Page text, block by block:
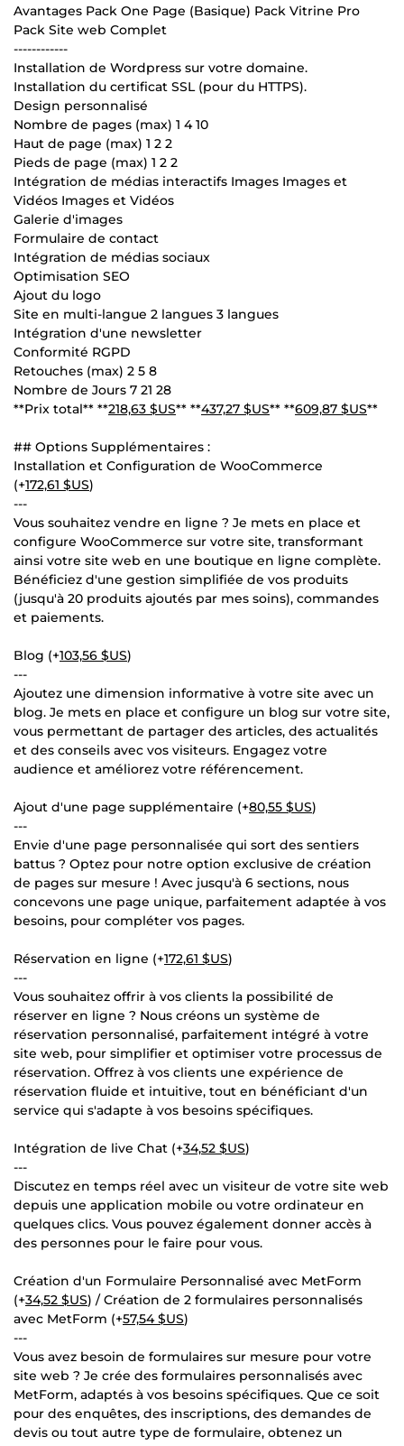
Avantages Pack One Page (Basique) Pack Vitrine Pro
Pack Site web Complet
------------
Installation de Wordpress sur votre domaine.
Installation du certificat SSL (pour du HTTPS).
Design personnalisé
Nombre de pages (max) 1 4 10
Haut de page (max) 1 2 2
Pieds de page (max) 1 2 2
Intégration de médias interactifs Images Images et
Vidéos Images et Vidéos
Galerie d'images
Formulaire de contact
Intégration de médias sociaux
Optimisation SEO
Ajout du logo
Site en multi-langue 2 langues 3 langues
Intégration d'une newsletter
Conformité RGPD
Retouches (max) 2 5 8
Nombre de Jours 7 21 28
**Prix total** **218,63 $US** **437,27 $US** **609,87 $US**
## Options Supplémentaires :
Installation et Configuration de WooCommerce
(+172,61 $US)
---
Vous souhaitez vendre en ligne ? Je mets en place et
configure WooCommerce sur votre site, transformant
ainsi votre site web en une boutique en ligne complète.
Bénéficiez d'une gestion simplifiée de vos produits
(jusqu'à 20 produits ajoutés par mes soins), commandes
et paiements.
Blog (+103,56 $US)
---
Ajoutez une dimension informative à votre site avec un
blog. Je mets en place et configure un blog sur votre site,
vous permettant de partager des articles, des actualités
et des conseils avec vos visiteurs. Engagez votre
audience et améliorez votre référencement.
Ajout d'une page supplémentaire (+80,55 $US)
---
Envie d'une page personnalisée qui sort des sentiers
battus ? Optez pour notre option exclusive de création
de pages sur mesure ! Avec jusqu'à 6 sections, nous
concevons une page unique, parfaitement adaptée à vos
besoins, pour compléter vos pages.
Réservation en ligne (+172,61 $US)
---
Vous souhaitez offrir à vos clients la possibilité de
réserver en ligne ? Nous créons un système de
réservation personnalisé, parfaitement intégré à votre
site web, pour simplifier et optimiser votre processus de
réservation. Offrez à vos clients une expérience de
réservation fluide et intuitive, tout en bénéficiant d'un
service qui s'adapte à vos besoins spécifiques.
Intégration de live Chat (+34,52 $US)
---
Discutez en temps réel avec un visiteur de votre site web
depuis une application mobile ou votre ordinateur en
quelques clics. Vous pouvez également donner accès à
des personnes pour le faire pour vous.
Création d'un Formulaire Personnalisé avec MetForm
(+34,52 $US) / Création de 2 formulaires personnalisés
avec MetForm (+57,54 $US)
---
Vous avez besoin de formulaires sur mesure pour votre
site web ? Je crée des formulaires personnalisés avec
MetForm, adaptés à vos besoins spécifiques. Que ce soit
pour des enquêtes, des inscriptions, des demandes de
devis ou tout autre type de formulaire, obtenez un